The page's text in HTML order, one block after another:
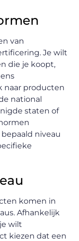
van
Je wilt
die je koopt,
naar producten
national
staten of
niveau
komen in
Afhankelijk
wilt
kiezen dat een